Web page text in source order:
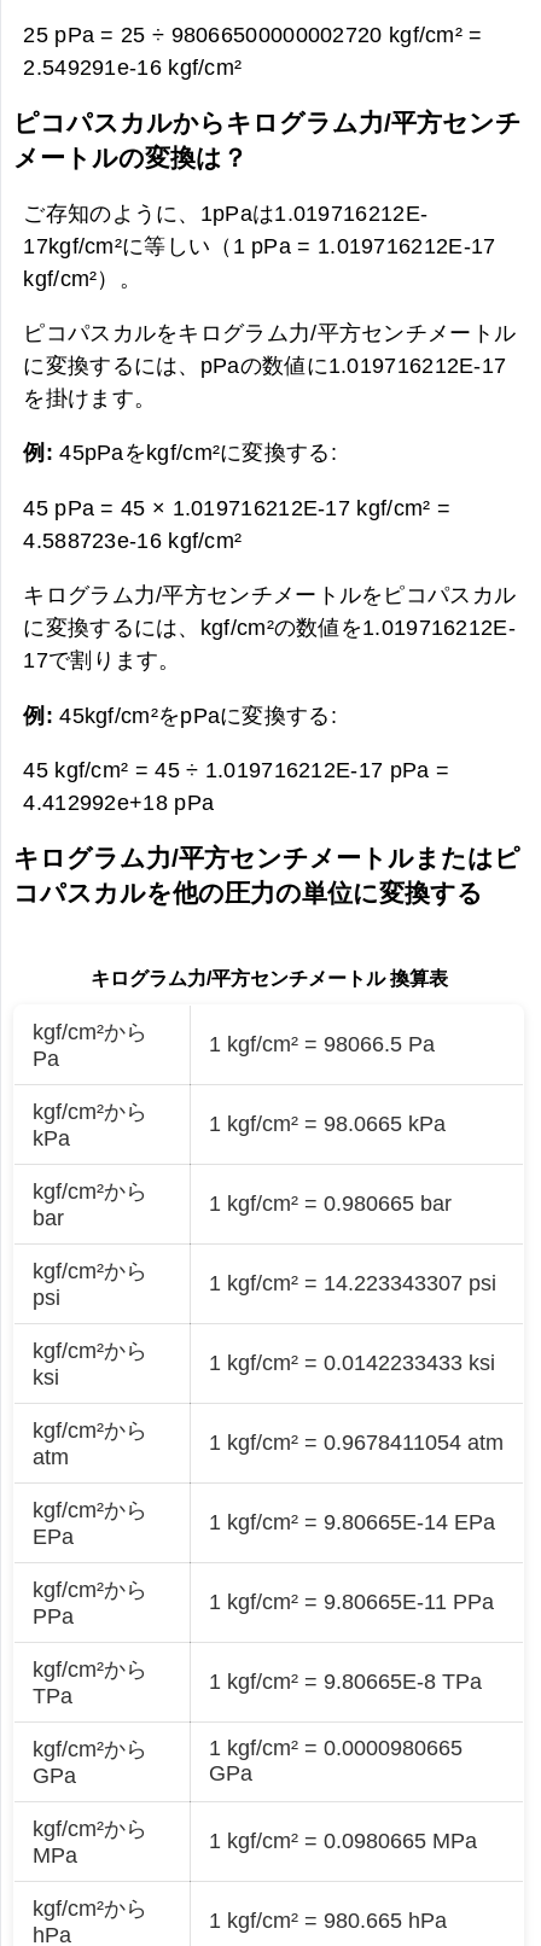
25 pPa = 25 ÷ 98066500000002720 kgf/cm² =
2.549291e-16 kgf/cm²
ピコパスカルからキログラム力/平方センチ
メートルの変換は？
ご存知のように、1pPaは1.019716212E-
17kgf/cm²に等しい（1 pPa = 1.019716212E-17
kgf/cm²）。
ピコパスカルをキログラム力/平方センチメートル
に変換するには、pPaの数値に1.019716212E-17
を掛けます。
例:45pPaをkgf/cm²に変換する:
45 pPa = 45 × 1.019716212E-17 kgf/cm² =
4.588723e-16 kgf/cm²
キログラム力/平方センチメートルをピコパスカル
に変換するには、kgf/cm²の数値を1.019716212E-
17で割ります。
例:45kgf/cm²をpPaに変換する:
45 kgf/cm² = 45 ÷ 1.019716212E-17 pPa =
4.412992e+18 pPa
キログラム力/平方センチメートルまたはピ
コパスカルを他の圧力の単位に変換する
キログラム力/平方センチメートル 換算表
kgf/cm²から
Pa
1 kgf/cm² = 98066.5 Pa
kgf/cm²から
kPa
1 kgf/cm² = 98.0665 kPa
kgf/cm²から
bar
1 kgf/cm² = 0.980665 bar
kgf/cm²から
psi
1 kgf/cm² = 14.223343307 psi
kgf/cm²から
ksi
1 kgf/cm² = 0.0142233433 ksi
kgf/cm²から
atm
1 kgf/cm² = 0.9678411054 atm
kgf/cm²から
EPa
1 kgf/cm² = 9.80665E-14 EPa
kgf/cm²から
PPa
1 kgf/cm² = 9.80665E-11 PPa
kgf/cm²から
TPa
1 kgf/cm² = 9.80665E-8 TPa
kgf/cm²から
GPa
1 kgf/cm² = 0.0000980665
GPa
kgf/cm²から
MPa
1 kgf/cm² = 0.0980665 MPa
kgf/cm²から
hPa
1 kgf/cm² = 980.665 hPa